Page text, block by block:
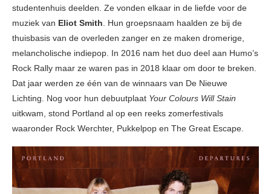
studentenhuis deelden. Ze vonden elkaar in de liefde voor de
muziek van Eliot Smith. Hun groepsnaam haalden ze bij de
thuisbasis van de overleden zanger en ze maken dromerige,
melancholische indiepop. In 2016 nam het duo deel aan Humo’s
Rock Rally maar ze waren pas in 2018 klaar om door te breken.
Dat jaar werden ze één van de winnaars van De Nieuwe
Lichting. Nog voor hun debuutplaat Your Colours Will Stain
uitkwam, stond Portland al op een reeks zomerfestivals
waaronder Rock Werchter, Pukkelpop en The Great Escape.